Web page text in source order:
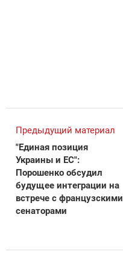
Предыдущий материал
"Единая позиция
Украины и ЕС":
Порошенко обсудил
будущее интеграции на
встрече с французскими
сенаторами